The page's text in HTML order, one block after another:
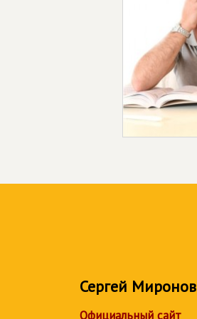
Сергей Миронов
Официальный сайт